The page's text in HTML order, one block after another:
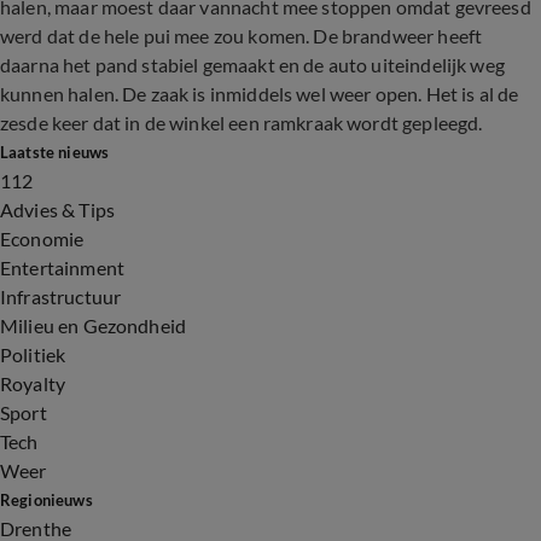
halen, maar moest daar vannacht mee stoppen omdat gevreesd
werd dat de hele pui mee zou komen. De brandweer heeft
daarna het pand stabiel gemaakt en de auto uiteindelijk weg
kunnen halen. De zaak is inmiddels wel weer open. Het is al de
zesde keer dat in de winkel een ramkraak wordt gepleegd.
Laatste nieuws
112
Advies & Tips
Economie
Entertainment
Infrastructuur
Milieu en Gezondheid
Politiek
Royalty
Sport
Tech
Weer
Regionieuws
Drenthe